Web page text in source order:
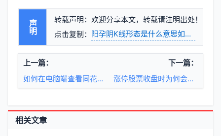
声明
转载声明：欢迎分享本文，转载请注明出处！
点击复制：
阳孕阴K线形态是什么意思如何判断后
上一篇：
如何在电脑端查看同花个股的热度指标
下一篇：
涨停股票收盘时为何会打开涨停板
相关文章